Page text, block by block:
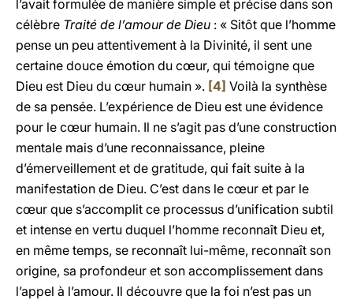
l’avait formulée de manière simple et précise dans son
célèbre Traité de l’amour de Dieu : « Sitôt que l’homme
pense un peu attentivement à la Divinité, il sent une
certaine douce émotion du cœur, qui témoigne que
Dieu est Dieu du cœur humain ». [4] Voilà la synthèse
de sa pensée. L’expérience de Dieu est une évidence
pour le cœur humain. Il ne s’agit pas d’une construction
mentale mais d’une reconnaissance, pleine
d’émerveillement et de gratitude, qui fait suite à la
manifestation de Dieu. C’est dans le cœur et par le
cœur que s’accomplit ce processus d’unification subtil
et intense en vertu duquel l’homme reconnaît Dieu et,
en même temps, se reconnaît lui-même, reconnaît son
origine, sa profondeur et son accomplissement dans
l’appel à l’amour. Il découvre que la foi n’est pas un